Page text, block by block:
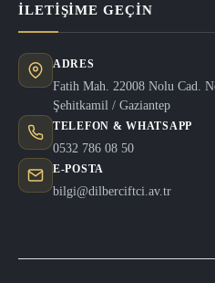
İLETIŞIME GEÇIN
ADRES
Fatih Mah. 22008 Nolu Cad.
Şehitkamil / Gaziantep
TELEFON & WHATSAPP
0532 786 08 50
E-POSTA
bilgi@dilberciftci.av.tr